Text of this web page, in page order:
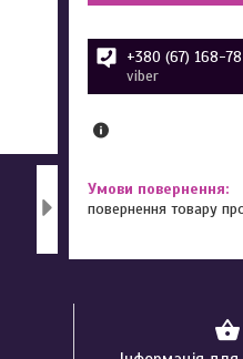
+380 (67) 168-
viber
повернення товару